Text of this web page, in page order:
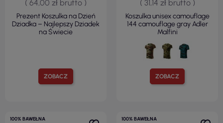
ZOBACZ
( 64,00 zł brutto )
Prezent Koszulka na Dzień
Dziadka – Najlepszy Dziadek
na Świecie
ZOBACZ
( 31,14 zł brutto )
Koszulka unisex camouflage
144 camouflage gray Adler
Malfini
100% BAWEŁNA
100% BAWEŁNA